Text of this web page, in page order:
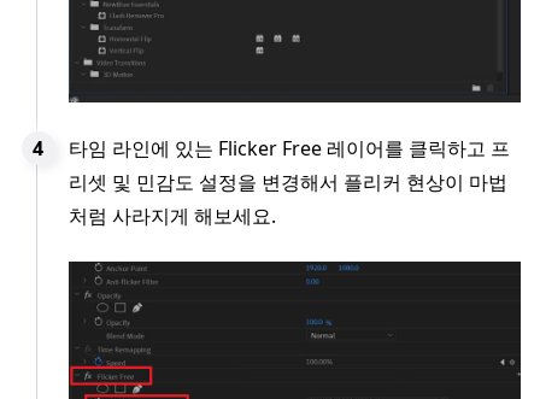
타임 라인에 있는 Flicker Free 레이어를 클릭하고 프
리셋 및 민감도 설정을 변경해서 플리커 현상이 마법
처럼 사라지게 해보세요.